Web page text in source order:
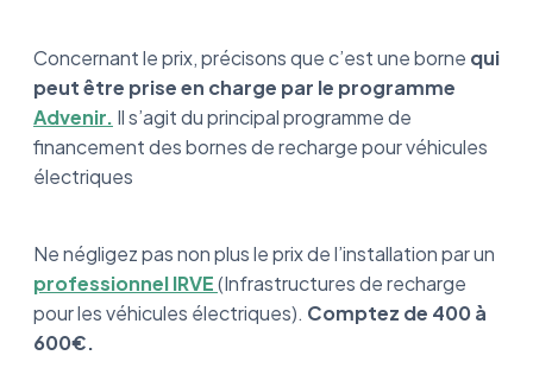
Concernant le prix, précisons que c’est une borne qui
peut être prise en charge par le programme
Advenir. Il s’agit du principal programme de
financement des bornes de recharge pour véhicules
électriques
Ne négligez pas non plus le prix de l’installation par un
professionnel IRVE(Infrastructures de recharge
pour les véhicules électriques). Comptez de 400 à
600€.